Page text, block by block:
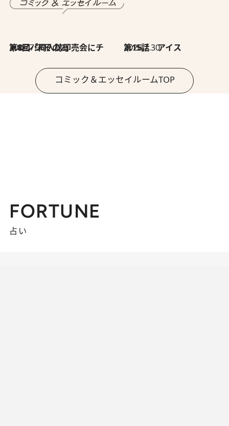
2026.7.30
第8回「同人誌即売会にチャレンジ その2」 2026.7.30
第15話 アイス
コミック＆エッセイルームTOP
FORTUNE
占い